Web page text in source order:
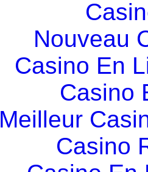
Nouveau
Casino En
Casino
Meilleur
Casino